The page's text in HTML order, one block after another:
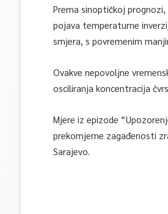
Prema sinoptičkoj
pojava temperaturne
smjera, s povremenim
Ovakve nepovoljne
osciliranja koncentracija
Mjere iz epizode
prekomjerne zagađenosti
Sarajevo.